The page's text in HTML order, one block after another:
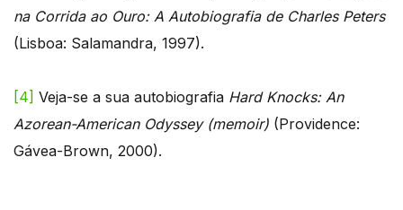
na Corrida ao Ouro: A Autobiografia de Charles Peters
(Lisboa: Salamandra, 1997).
[4] Veja-se a sua autobiografia Hard Knocks: An
Azorean-American Odyssey (memoir) (Providence:
Gávea-Brown, 2000).